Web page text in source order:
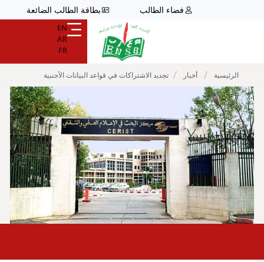
فضاء الطالب بطاقة الطالب الضائعة
EN
AR
FR
الرئيسية / أخبار / تجديد الاشتراكات في قواعد البيانات الأجنبية